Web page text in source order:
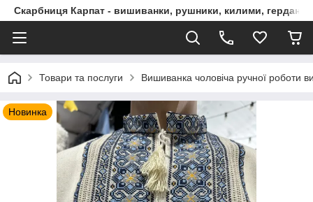
Скарбниця Карпат - вишиванки, рушники, килими, гердани,
Товари та послуги Вишиванка чоловіча ручної роботи
Новинка